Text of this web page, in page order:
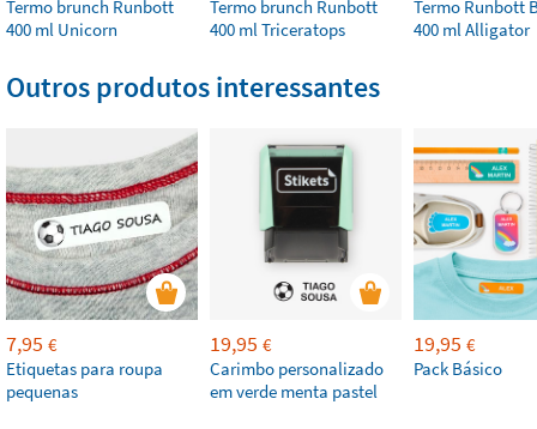
Termo brunch Runbott
400 ml Unicorn
Termo brunch Runbott
400 ml Triceratops
Termo Runbott
400 ml Alligator
Outros produtos interessantes
7,95 €
Etiquetas para roupa
pequenas
19,95 €
Carimbo personalizado
em verde menta pastel
19,95 €
Pack Básico